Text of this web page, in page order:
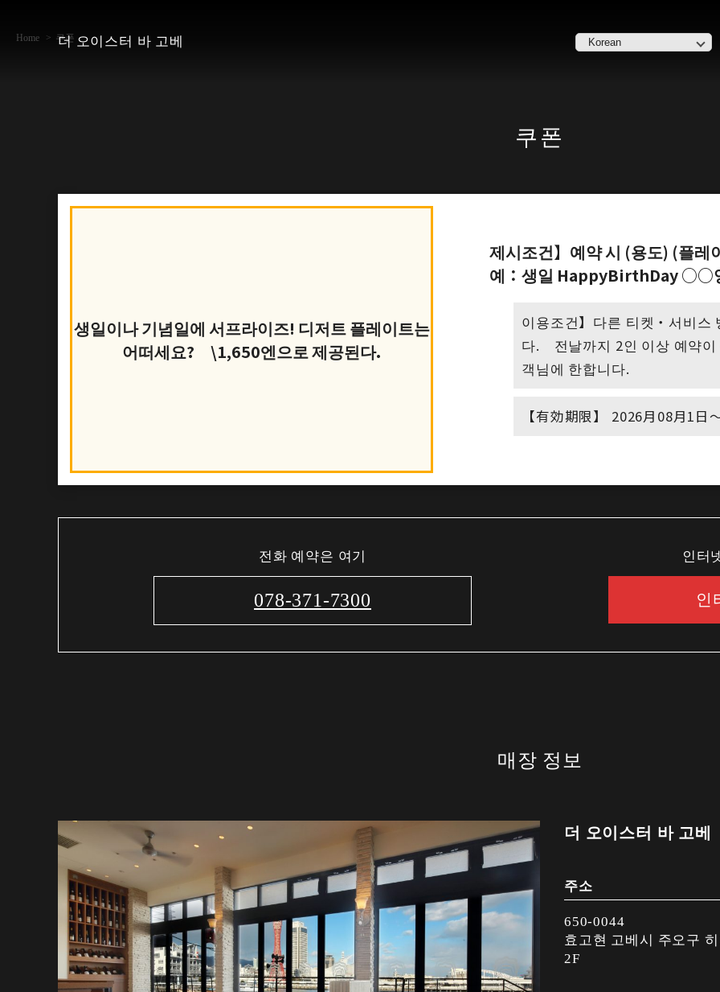
더 오이스터 바 고베
Home 쿠폰
쿠폰
생일이나 기념일에 서프라이즈! 디저트 플레이트는
어떠세요? \1,650엔으로 제공된다.
제시조건】예약 시 (용도) (플레
예：생일 HappyBirthDay ○○
이용조건】다른 티켓・서비스
다. 전날까지 2인 이상 예약
객님에 한합니다.
【有効期限】 2026月08月1日
전화 예약은 여기
078-371-7300
인터
인
매장 정보
더 오이스터 바 고베
주소
650-0044
효고현 고베시 주오구
2F